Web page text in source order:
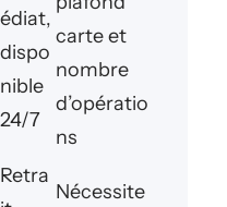
édiat,
dispo
nible
24/7
carte et
nombre
d’opératio
ns
Retra
Nécessite